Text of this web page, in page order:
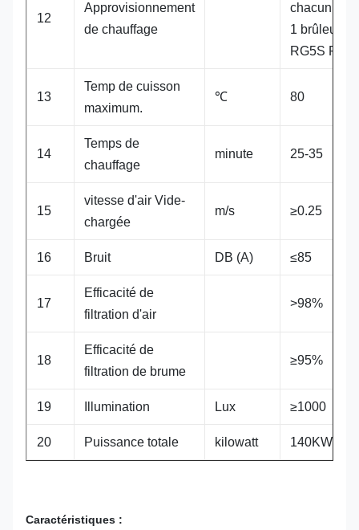
12
Approvisionnement
de chauffage
chacun
1 brûleur
RG5S
13
Temp de cuisson
maximum.
℃ 80
14
Temps de
chauffage
minute 25-35
15
vitesse d'air Vide-
chargée
m/s ≥0.25
16 Bruit DB (A) ≤85
17
Efficacité de
filtration d'air
>98%
18
Efficacité de
filtration de brume
≥95%
19 Illumination Lux ≥1000
20 Puissance totale kilowatt 140KW
Caractéristiques :